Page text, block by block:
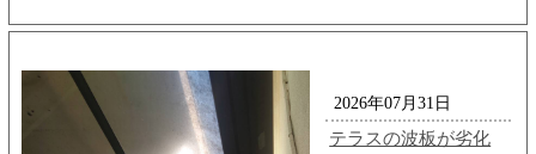
2026年07月31日
テラスの波板が劣化